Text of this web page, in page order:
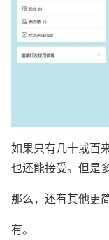
如果只有几十或百
也还能接受。但是
那么，还有其他更
有。